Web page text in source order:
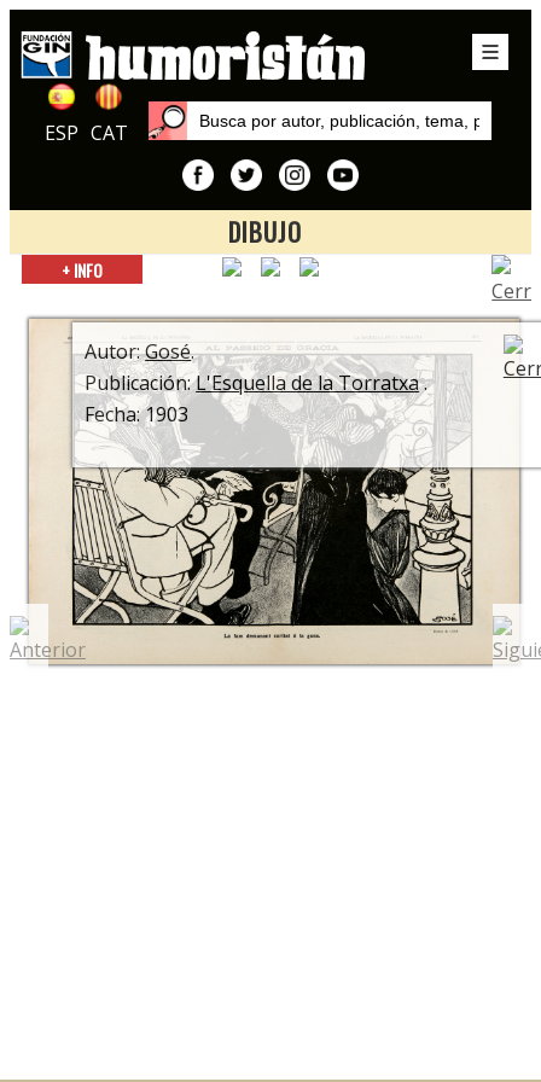
ESP CAT
DIBUJO
Inicio
Gosé
+ INFO
Autor:Gosé.
Publicación:L'Esquella de la Torratxa.
Fecha: 1903